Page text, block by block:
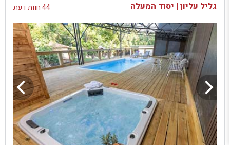
גליל עליון | יסוד המעלה 44 חוות דעת